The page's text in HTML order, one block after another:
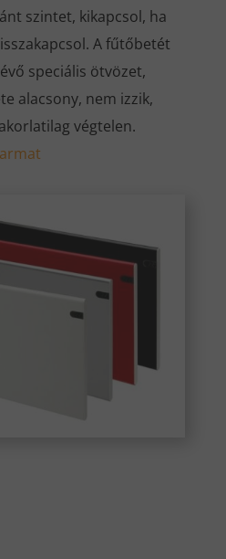
szintet, kikapcsol, ha
A fűtőbetét
speciális ötvözet,
alacsony, nem izzik,
végtelen.